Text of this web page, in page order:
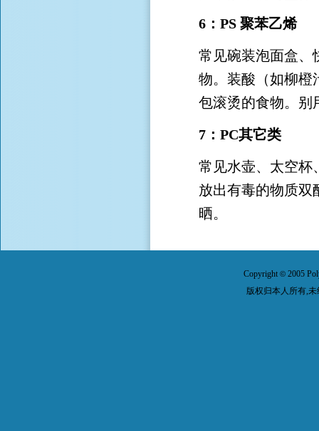
6：PS 聚苯乙烯
常见碗装泡面盒、
物。装酸（如柳橙
包滚烫的食物。
7：PC其它类
常见水壶、太空杯
放出有毒的物质双
晒。
Copyright© 2005
版权归本人所有,